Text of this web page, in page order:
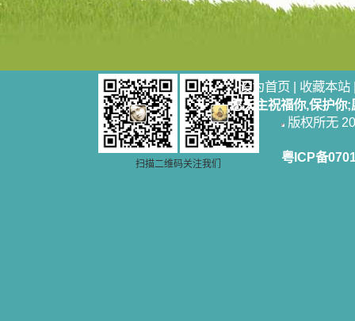
扫描二维码关注我们
设为首页 | 收藏本站
愿天主祝福你,保护你
版权所无
粤ICP备